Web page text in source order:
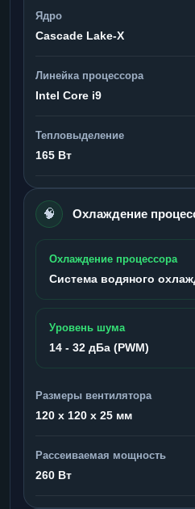
Ядро
Cascade Lake-X
Линейка процессора
Intel Core i9
Тепловыделение
165 Вт
🧠 Охлаждение
Охлаждение процессора
Система водяного
Уровень шума
14 - 32 дБа (PWM)
Размеры вентилятора
120 x 120 x 25 мм
Рассеиваемая мощность
260 Вт